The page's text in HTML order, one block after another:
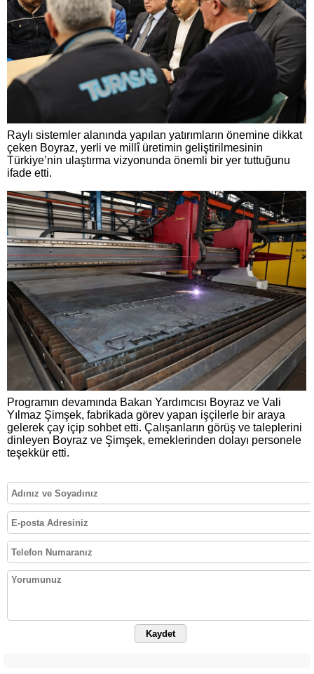
Raylı sistemler alanında yapılan yatırımların önemine dikkat
çeken Boyraz, yerli ve millî üretimin geliştirilmesinin
Türkiye’nin ulaştırma vizyonunda önemli bir yer tuttuğunu
ifade etti.
Programın devamında Bakan Yardımcısı Boyraz ve Vali
Yılmaz Şimşek, fabrikada görev yapan işçilerle bir araya
gelerek çay içip sohbet etti. Çalışanların görüş ve taleplerini
dinleyen Boyraz ve Şimşek, emeklerinden dolayı personele
teşekkür etti.
Kaydet